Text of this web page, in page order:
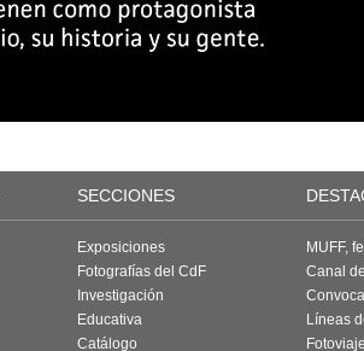
SECCIONES
Exposiciones
Fotografías del CdF
Investigación
Educativa
Catálogo
MUFF,
Canal
Líneas